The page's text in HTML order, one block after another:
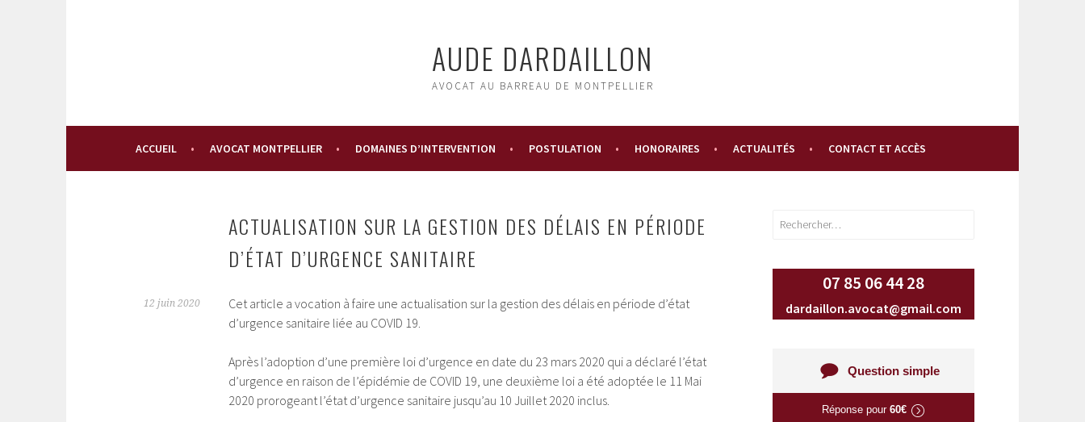
AUDE DARDAILLON
AVOCAT AU BARREAU DE MONTPELLIER
ACCUEIL AVOCAT MONTPELLIER DOMAINES D’INTERVENTION POSTULATION HONORAIRES ACTUALITÉS CONTACT ET ACCÈS
ACTUALISATION SUR LA GESTION DES DÉLAIS EN PÉRIODE
D’ÉTAT D’URGENCE SANITAIRE
12 juin 2020
Cet article a vocation à faire une actualisation sur la gestion des délais en période d’état
d’urgence sanitaire liée au COVID 19.
Après l’adoption d’une première loi d’urgence en date du 23 mars 2020 qui a déclaré l’état
d’urgence en raison de l’épidémie de COVID 19, une deuxième loi a été adoptée le 11 Mai
2020 prorogeant l’état d’urgence sanitaire jusqu’au 10 Juillet 2020 inclus.
Rechercher :
07 85 06 44 28
dardaillon.avocat@gmail.com
Question simple
Réponse pour 60€